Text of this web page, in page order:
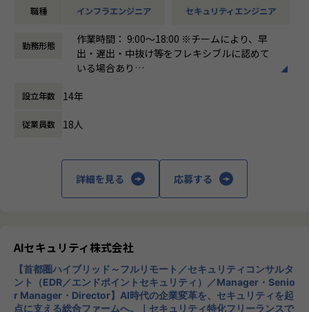
かつスケーラブルに進化させる中核メンバーを求めていま
▼求める人物像
「一流であれ」「自ら仕掛ける」「ヒトをつくる」「本気を
複数プロダクトを横断し、当事者意識を持って課題を完遂で
未整備の課題を自ら発見し、仕組みとして解決することにや
ポジションの魅力
全社の技術基盤を「設計する」立場
特定プロダクトの運用担当ではなく、オープングループ全体
のインフラ・セキュリティ・監視の標準を自ら定義していく
りの裁量と影響範囲が大きいことが特徴です。
■0→1フェーズの面白さ
セキュリティガバナンス、監視・オブザーバビリティ基盤、I
aC による自動化など、これから整備していくテーマが揃って
職種 インフラエンジニア セキュリティエンジニア
勤務形態
作業時間： 9:00〜18:00 ※チームにより、早
出・遅出・中抜け等をフレキシブルに認めて
いる場合あり
時など）
休憩時間： 60分
設立年数 14年
従業員数 18人
詳細を見る 応募する
AIセキュリティ株式会社
【首都圏ハイブリッド～フルリモート／セキュリティコンサルタ
ント（EDR／エンドポイントセキュリティ）／Manager・Senio
r Manager・Director】AI時代の企業変革を、セキュリティを起
点に支える総合ファームへ。｜セキュリティ特化フリーランスで